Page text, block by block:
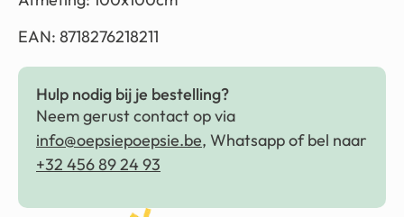
EAN: 8718276218211
Hulp nodig bij je bestelling?
Neem gerust contact op via
info@oepsiepoepsie.be, Whatsapp of bel naar
+32 456 89 24 93